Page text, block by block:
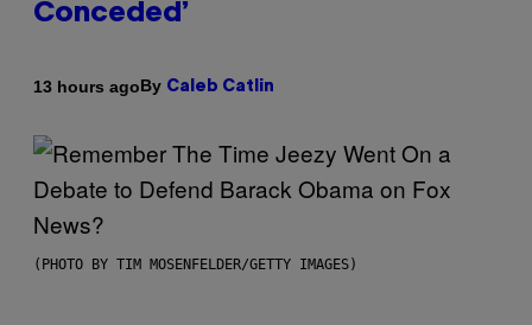
Conceded’
13 hours agoBy Caleb Catlin
(PHOTO BY TIM MOSENFELDER/GETTY IMAGES)